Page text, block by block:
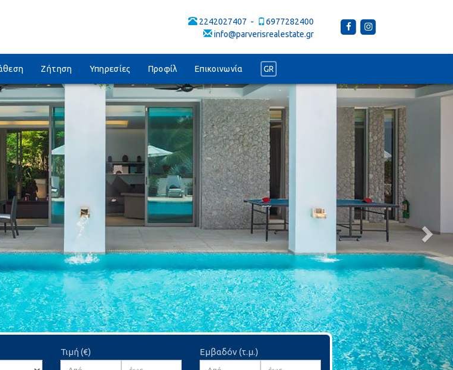
2242027407 -
6977282400
info@parverisrealestate.gr
Ζήτηση Υπηρεσίες Προφίλ Επικοινωνία GR
Next
Τιμή (€) Εμβαδόν (τ.μ.)